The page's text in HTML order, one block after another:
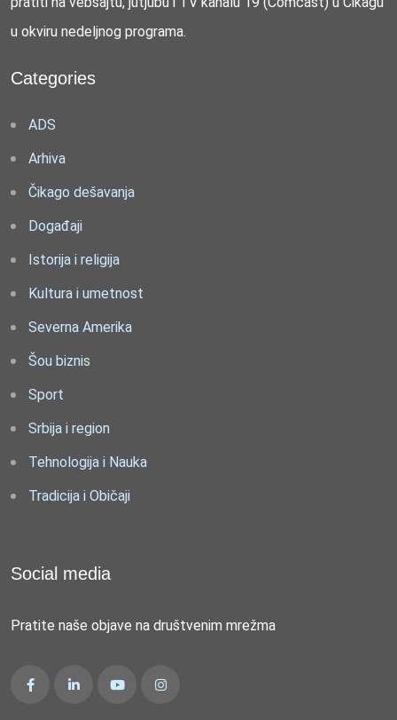
u okviru nedeljnog programa.
Categories
ADS
Arhiva
Čikago dešavanja
Događaji
Istorija i religija
Kultura i umetnost
Severna Amerika
Šou biznis
Sport
Srbija i region
Tehnologija i Nauka
Tradicija i Običaji
Social media
Pratite naše objave na društvenim mrežma